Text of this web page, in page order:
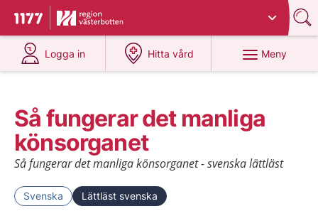
Till startsidan för 1177
Du har valt region
Logga in
på 1177.se
Hitta vård
på 1177.se
Meny
Så fungerar det manliga
könsorganet
Så fungerar det manliga könsorganet - svenska lättläst
Svenska Lättläst svenska